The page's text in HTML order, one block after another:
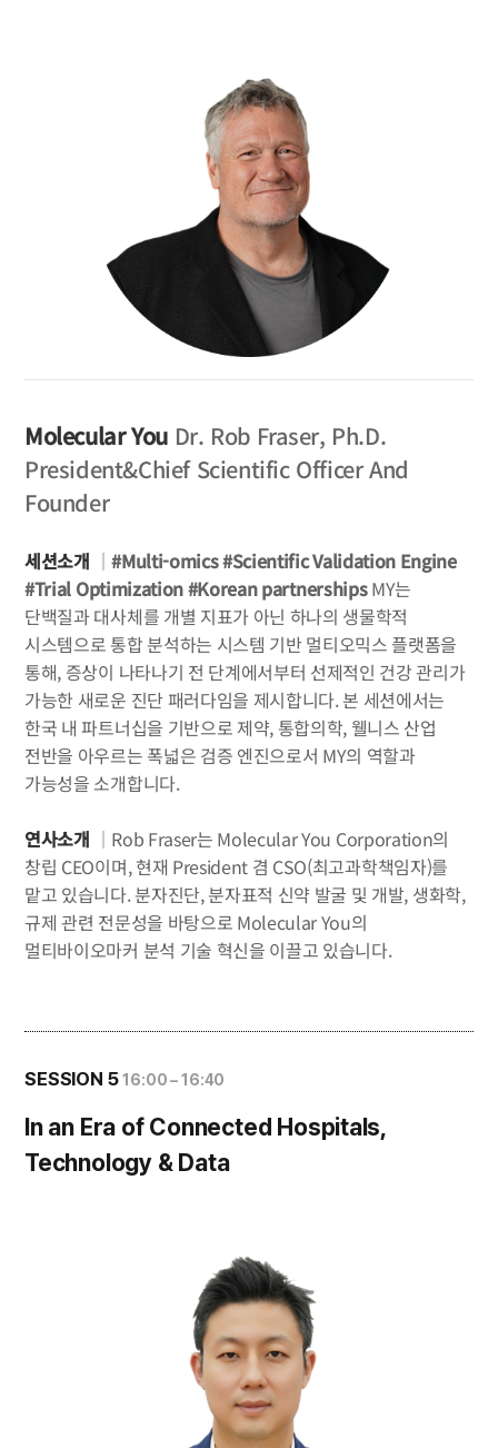
Molecular You Dr. Rob Fraser, Ph.D.
President&Chief Scientific Officer And
Founder
세션소개 ｜#Multi-omics #Scientific Validation Engine
#Trial Optimization #Korean partnershipsMY는
단백질과 대사체를 개별 지표가 아닌 하나의 생물학적
시스템으로 통합 분석하는 시스템 기반 멀티오믹스 플랫폼을
통해, 증상이 나타나기 전 단계에서부터 선제적인 건강 관리가
가능한 새로운 진단 패러다임을 제시합니다.본 세션에서는
한국 내 파트너십을 기반으로 제약, 통합의학, 웰니스 산업
전반을 아우르는 폭넓은 검증 엔진으로서 MY의 역할과
가능성을 소개합니다.
연사소개 ｜Rob Fraser는 Molecular You Corporation의
창립 CEO이며, 현재 President 겸 CSO(최고과학책임자)를
맡고 있습니다. 분자진단, 분자표적 신약 발굴 및 개발, 생화학,
규제 관련 전문성을 바탕으로 Molecular You의
멀티바이오마커 분석 기술 혁신을 이끌고 있습니다.
SESSION 516:00 – 16:40
In an Era of Connected Hospitals,
Technology & Data